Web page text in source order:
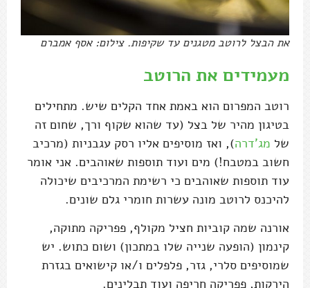
את הבצל לרוטב מטגנים עד שקיפות. צילום: אסף אמברם
מעמידים את הרוטב
רוטב המפרום הוא באמת אחד הקלים שיש. מתחילים
בטיגון מהיר של בצל (עד שהוא שקוף ורך, שחום זה
של מג'דרה), ואז מוסיפים אליו רסק עגבניות (מרכיב
חשוב במטבח!) מים ועוד תוספות שאוהבים. אני אומר
עוד תוספות שאוהבים כי רשימת המרכיבים שיכולה
להיכנס לרוטב מונה עשרות חומרי גלם שונים.
אורנה שמה קוביות חציל מקולף, פפריקה מתוקה,
קינמון (הופעה שנייה שלו במתכון) ושום כתוש. יש
שמוסיפים סלרי, גזר, פלפלים ו/או קישואים בגזרת
הירקות, פפריקה חריפה ועוד תבלינים.